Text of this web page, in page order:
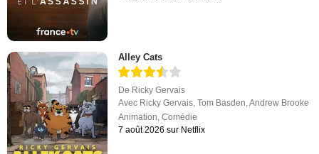
Alley Cats
De Ricky Gervais
Avec Ricky Gervais,Tom Basden,Andrew Brooke
Animation,Comédie
7 août 2026 sur Netflix